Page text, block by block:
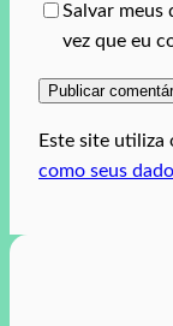
Salvar meus
vez que eu
Este site utiliza
como seus